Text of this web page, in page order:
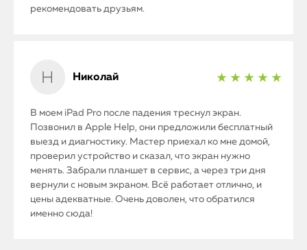
рекомендовать друзьям.
Николай ★ ★ ★ ★ ★
В моем iPad Pro после падения треснул экран.
Позвонил в Apple Help, они предложили бесплатный
выезд и диагностику. Мастер приехал ко мне домой,
проверил устройство и сказал, что экран нужно
менять. Забрали планшет в сервис, а через три дня
вернули с новым экраном. Всё работает отлично, и
цены адекватные. Очень доволен, что обратился
именно сюда!